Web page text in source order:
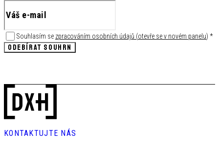
Souhlasím se zpracováním osobních údajů (otevře se v novém panelu) *
ODEBÍRAT SOUHRN
KONTAKTUJTE NÁS